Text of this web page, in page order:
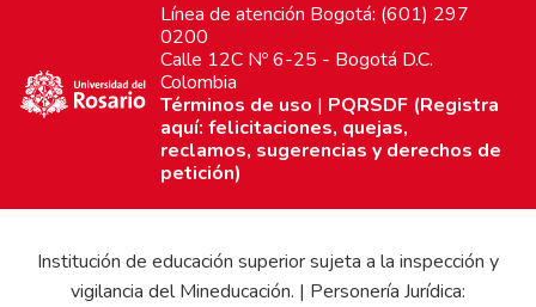
Línea de atención Bogotá: (601) 297
0200
Calle 12C Nº 6-25 - Bogotá D.C.
Colombia
Términos de uso | PQRSDF (Registra
aquí: felicitaciones, quejas,
reclamos, sugerencias y derechos de
petición)
Institución de educación superior sujeta a la inspección y
vigilancia del Mineducación. | Personería Jurídica: